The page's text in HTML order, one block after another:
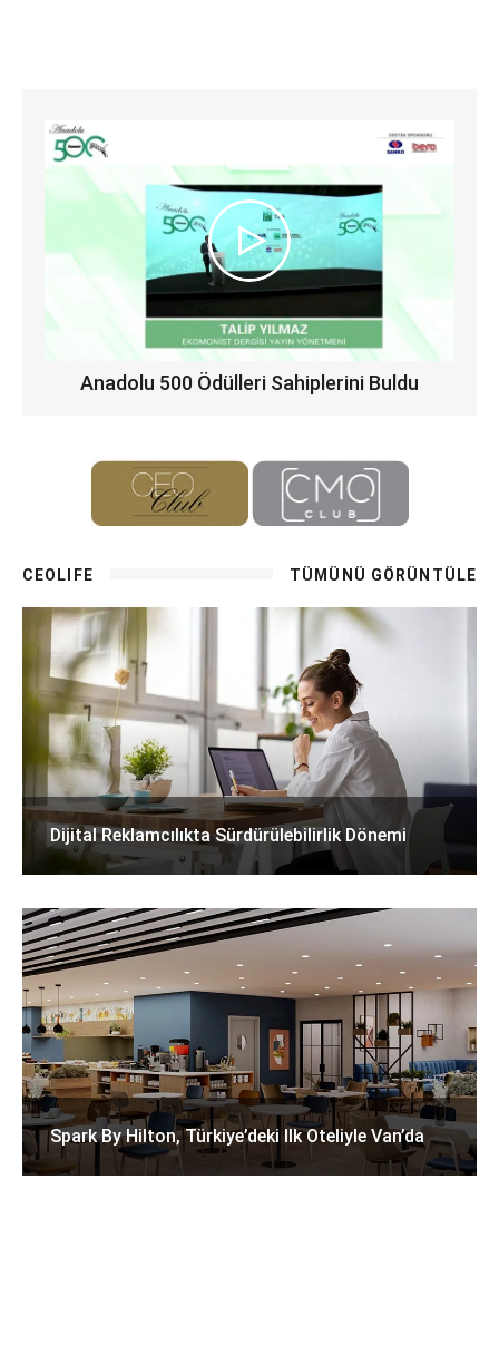
Anadolu 500 Ödülleri Sahiplerini Buldu
CEOLIFE TÜMÜNÜ GÖRÜNTÜLE
Dijital Reklamcılıkta Sürdürülebilirlik Dönemi
Spark By Hilton, Türkiye’deki Ilk Oteliyle Van’da